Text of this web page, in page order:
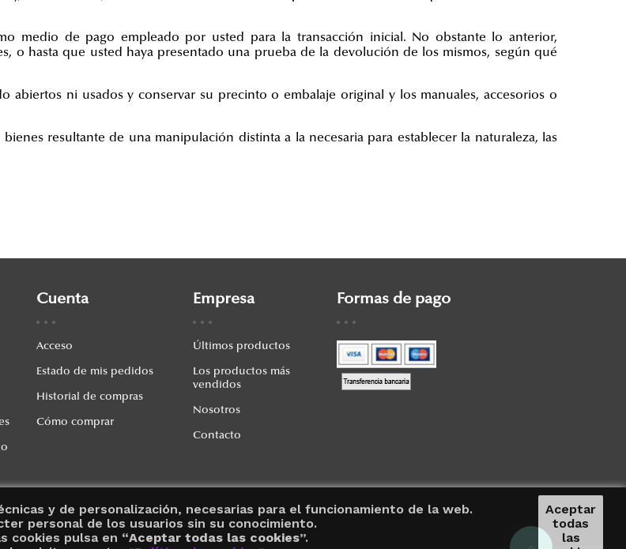
y de personalización, necesarias para el funcionamiento de la web.
personal de los usuarios sin su conocimiento.
cookies pulsa en “Aceptar todas las cookies”.
Aceptar
todas
las
medio de pago empleado por usted para la transacción inicial. No obstante lo anterior,
o hasta que usted haya presentado una prueba de la devolución de los mismos, según qué
abiertos ni usados y conservar su precinto o embalaje original y los manuales, accesorios o
resultante de una manipulación distinta a la necesaria para establecer la naturaleza, las
Cuenta
Acceso
Estado de mis pedidos
Historial de compras
Cómo comprar
Empresa
Últimos productos
Los productos más
vendidos
Nosotros
Contacto
Formas de pago